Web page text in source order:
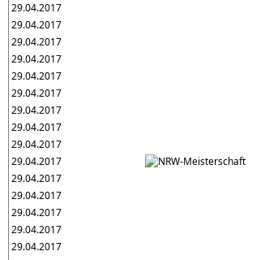
29.04.2017
29.04.2017
29.04.2017
29.04.2017
29.04.2017
29.04.2017
29.04.2017
29.04.2017
29.04.2017
29.04.2017
29.04.2017
29.04.2017
29.04.2017
29.04.2017
29.04.2017